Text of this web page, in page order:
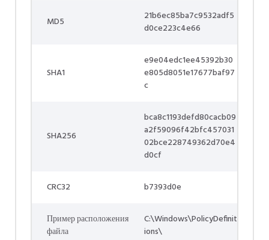
MD5
21b6ec85ba7c9532adf5
d0ce223c4e66
SHA1
e9e04edc1ee45392b30
e805d8051e17677baf97
c
SHA256
bca8c1193defd80cacb09
a2f59096f42bfc457031
02bce228749362d70e4
d0cf
CRC32 b7393d0e
Пример расположения
файла
C:\Windows\PolicyDefinit
ions\